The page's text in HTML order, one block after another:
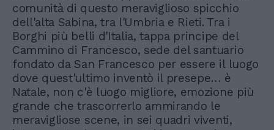
comunità di questo meraviglioso spicchio
dell'alta Sabina, tra l'Umbria e Rieti. Tra i
Borghi più belli d'Italia, tappa principe del
Cammino di Francesco, sede del santuario
fondato da San Francesco per essere il luogo
dove quest'ultimo inventò il presepe… è
Natale, non c'è luogo migliore, emozione più
grande che trascorrerlo ammirando le
meravigliose scene, in sei quadri viventi,